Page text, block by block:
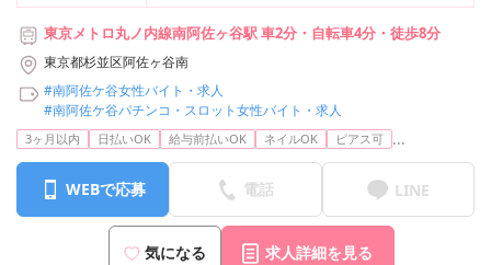
東京メトロ丸ノ内線南阿佐ヶ谷駅 車2分・自転車4分・徒歩8分
東京都杉並区阿佐ヶ谷南
#南阿佐ケ谷女性バイト・求人
#南阿佐ケ谷パチンコ・スロット女性バイト・求人
3ヶ月以内 日払いOK 給与前払いOK ネイルOK ピアス可 ...
WEBで応募 電話 LINE
気になる 求人詳細を見る